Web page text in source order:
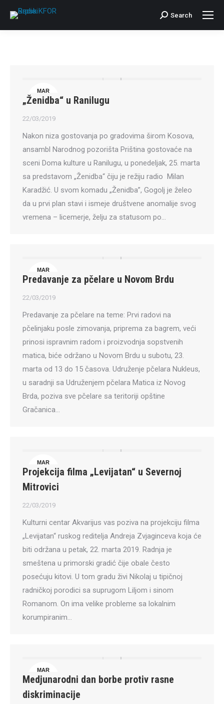
Search:
Search
MAR
22
„Ženidba“ u Ranilugu
22/03/2019
Nakon niza gostovanja po gradovima širom Kosova,
ansambl Narodnog pozorišta Priština gostovaće na
sceni Doma kulture u Ranilugu, u ponedeljak, 25. marta
sa predstavom „Ženidba“ čiju je režiju radio Milan
Karadžić. U svom komadu „Ženidba”, Gogolj je želeo
da u prvi plan stavi i ismeje društvene anomalije svog
vremena – licemerje, želju za statusom po…
MAR
22
Predavanje za pčelare u Novom Brdu
22/03/2019
Predavanje za pčelare na teme: Prvi radovi na
pčelinjaku posle zimovanja, priprema za bagrem, veći
prinosi ispravnim radom i proizvodnja sopstvenih
matica, biće održano u Novom Brdu u subotu, 23.
marta od 13 do 15 časova. Udruženje pčelara Nukleus,
u saradnji sa Udruženjem pčelara Matica iz Novog
Brda, poziva sve pčelare sa teritoriji opštine
Gračanica…
MAR
22
Projekcija filma „Levijatan“ u Severnoj
Mitrovici
22/03/2019
Kulturni centar Akvarijus vas poziva na projekciju filma
„Levijatan“ ruskog reditelja Andreja Zvjaginceva koja će
biti održana u petak, 22. marta 2019. Radnja je
smeštena u primorski gradić čije obale često
posećuju kitovi. U tom gradu živi Nikolaj u tipičnoj
radničkoj porodici sa suprugom Liljom i sinom
Romanom. On ima velike probleme sa lokalnim
korumpiranim…
MAR
21
Medjunarodni dan borbe protiv rasne
diskriminacije